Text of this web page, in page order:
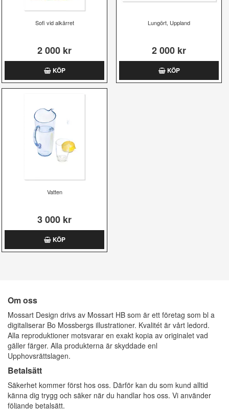
Sofi vid alkärret
2 000 kr
KÖP
Lungört, Uppland
2 000 kr
KÖP
Vatten
3 000 kr
KÖP
Om oss
Mossart Design drivs av Mossart HB som är ett företag som bl a
digitaliserar Bo Mossbergs illustrationer. Kvalitét är vårt ledord.
Alla reproduktioner motsvarar en exakt kopia av originalet vad
gäller färger. Alla produkterna är skyddade enl
Upphovsrättslagen.
Betalsätt
Säkerhet kommer först hos oss. Därför kan du som kund alltid
känna dig trygg och säker när du handlar hos oss. Vi använder
följande betalsätt.